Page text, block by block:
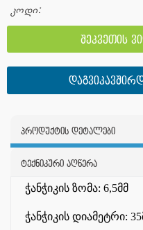
კოდი:
შეკვეთის
პროდუქტის დეტალები
ტექნიკური აღწერა
ჭანჭიკის ზომა: 6,5მმ
ჭანჭიკის დიამეტრი: